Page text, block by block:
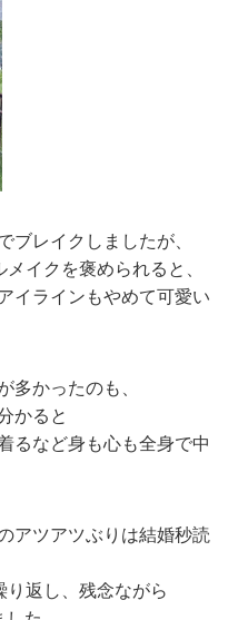
ブレイクしましたが、
イクを褒められると、
イラインもやめて可愛い
多かったのも、
かると
るなど身も心も全身で中
アツアツぶりは結婚秒読
返し、残念ながら